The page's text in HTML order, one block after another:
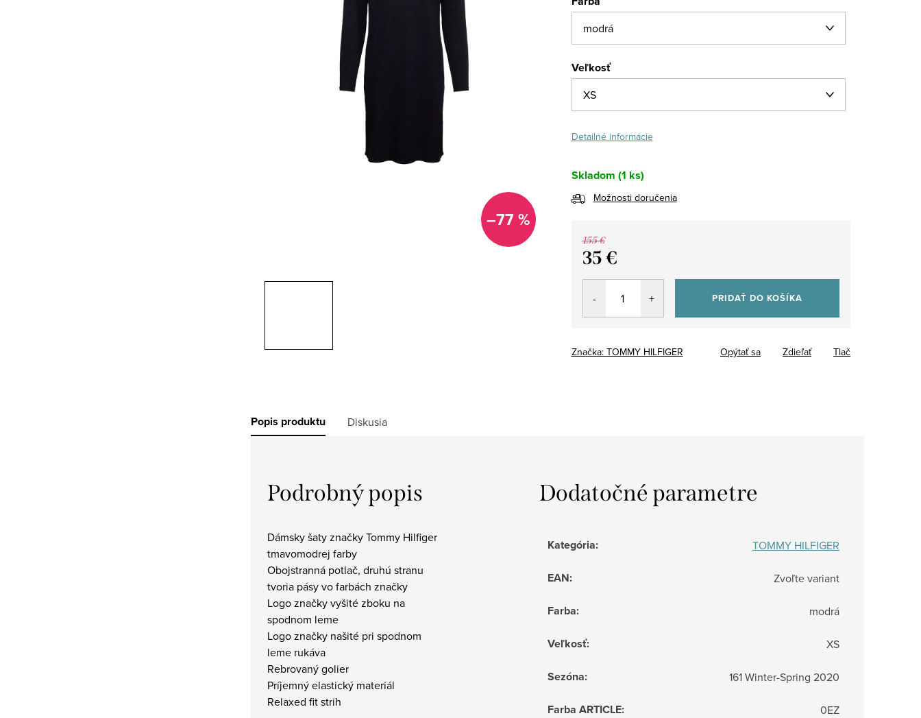
–77 %
Veľkosť
Detailné informácie
Skladom (1 ks)
Možnosti doručenia
155 €
35 €
Jednotková
PRIDAŤ DO KOŠÍKA
Značka: TOMMY HILFIGER Tlač
Opýtať sa Zdieľať
Popis produktu Diskusia
Podrobný popis
Dámsky šaty značky Tommy Hilfiger
tmavomodrej farby
Obojstranná potlač, druhú stranu
tvoria pásy vo farbách značky
Logo značky vyšité zboku na
spodnom leme
Logo značky našité pri spodnom
leme rukáva
Rebrovaný golier
Príjemný elastický materiál
Relaxed fit strih
Dodatočné parametre
Kategória: TOMMY HILFIGER
EAN: Zvoľte variant
Farba: modrá
Veľkosť: XS
Sezóna: 161 Winter-Spring 2020
Farba ARTICLE: 0EZ